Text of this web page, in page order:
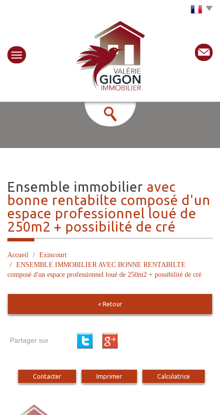
ensemble immobilier avec
bonne rentabilte composé d'un
espace professionnel loué de
250m2 + possibilité de cré
Accueil
Exincourt
ENSEMBLE IMMOBILIER AVEC BONNE RENTABILTE
composé d'un espace professionnel loué de 250m2 + possibilité de cré
< Retour
Partager sur
Contacter Imprimer Calculatrice